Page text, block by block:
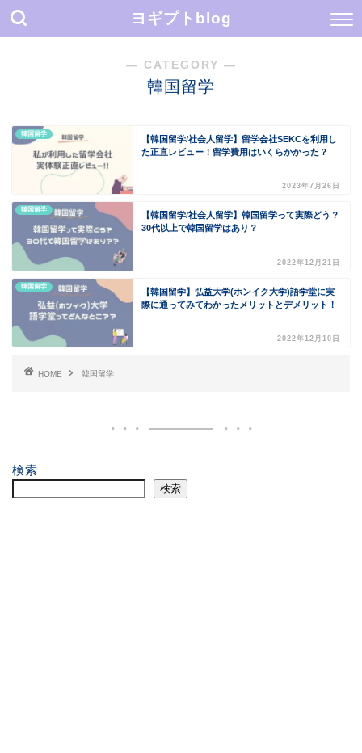
ヨギプトblog
― CATEGORY ―
韓国留学
韓国留学
【韓国留学/社会人留学】留学会社SEKCを利用し
た正直レビュー！留学費用はいくらかかった？
2023年7月26日
韓国留学
【韓国留学/社会人留学】韓国留学って実際どう？
30代以上で韓国留学はあり？
2022年12月21日
韓国留学
【韓国留学】弘益大学(ホンイク大学)語学堂に実
際に通ってみてわかったメリットとデメリット！
2022年12月10日
HOME 韓国留学
検索
検索